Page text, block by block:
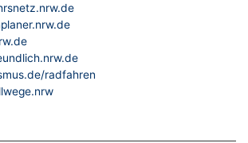
radfahren
ODER ZULETZT ANGESEHENE